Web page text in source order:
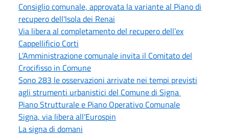
Consiglio comunale, approvata la variante al Piano di
recupero dell'Isola dei Renai
Via libera al completamento del recupero dell’ex
Cappellificio Corti
L’Amministrazione comunale invita il Comitato del
Crocifisso in Comune
Sono 283 le osservazioni arrivate nei tempi previsti
agli strumenti urbanistici del Comune di Signa
Piano Strutturale e Piano Operativo Comunale
Signa, via libera all'Eurospin
La signa di domani